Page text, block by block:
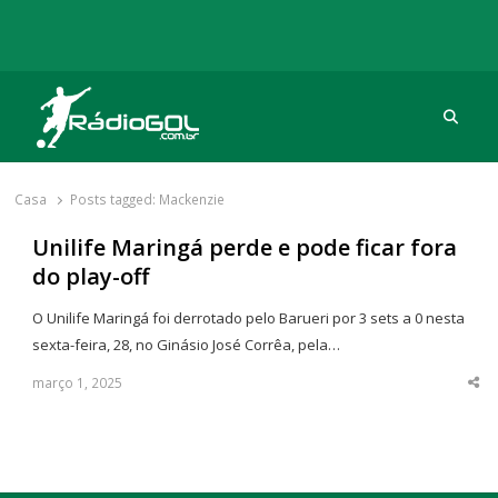
Rádio Gol
Há mais de 20 anos com as melhores coberturas
Casa Posts tagged: Mackenzie
Unilife Maringá perde e pode ficar fora
do play-off
O Unilife Maringá foi derrotado pelo Barueri por 3 sets a 0 nesta
sexta-feira, 28, no Ginásio José Corrêa, pela…
março 1, 2025